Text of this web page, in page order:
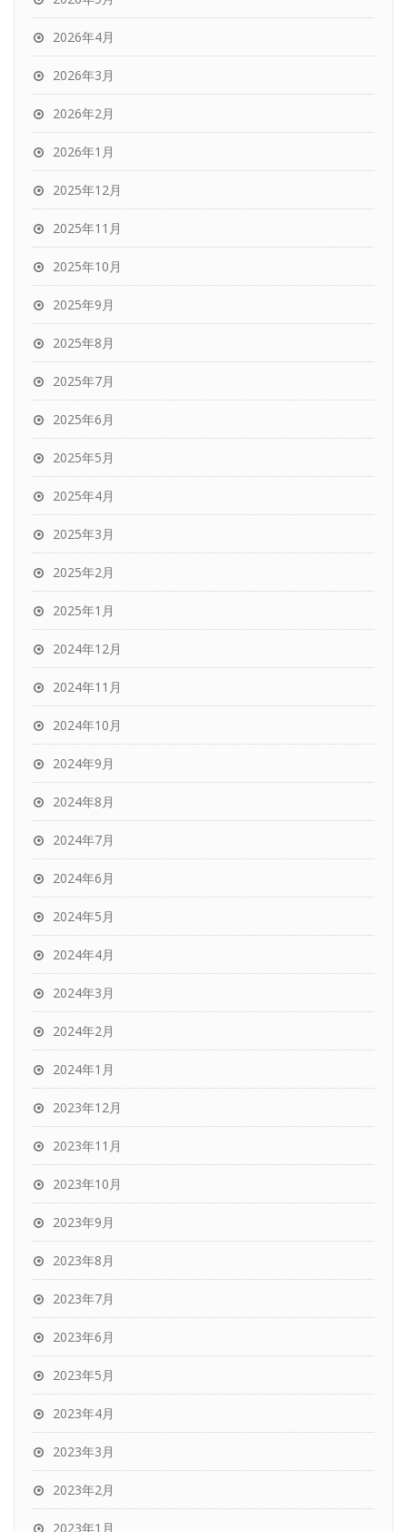
2026年4月
2026年3月
2026年2月
2026年1月
2025年12月
2025年11月
2025年10月
2025年9月
2025年8月
2025年7月
2025年6月
2025年5月
2025年4月
2025年3月
2025年2月
2025年1月
2024年12月
2024年11月
2024年10月
2024年9月
2024年8月
2024年7月
2024年6月
2024年5月
2024年4月
2024年3月
2024年2月
2024年1月
2023年12月
2023年11月
2023年10月
2023年9月
2023年8月
2023年7月
2023年6月
2023年5月
2023年4月
2023年3月
2023年2月
2023年1月